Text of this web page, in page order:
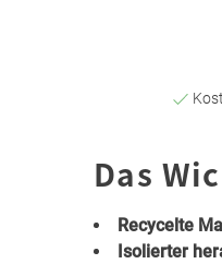
Das
Recycelte
Isolierter